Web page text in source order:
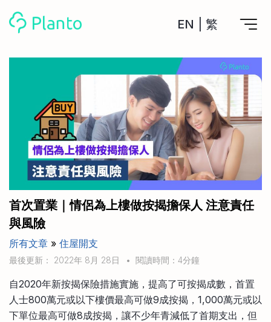
EN 繁
計劃買樓
計劃買樓第一步
全功能記賬
管理及分析所有戶口
管理MPF戶口
一次過管理所有強積金戶口
申請清卡數/私人貸款
CreFIT x Planto推廣優惠
私人貸款
年利率/APR/年息比較
投資戶口 (美股)
比較最抵美股投資戶口
投資戶口 (港股)
比較最抵港股投資戶口
月供股票計劃
比較最抵月供計劃戶口
比較定存利率
信用卡
比較各種最優惠信用卡
關於我們
Academy
Marketplace
其他網站
手機App與理財資訊
首次置業｜情侶為上樓做按揭擔保人 注意責任
與風險
所有文章 » 住屋開支
最後更新： 2022年 8月 28日 • 閱讀時間：4分鐘
自2020年新按揭保險措施實施，提高了可按揭成數，首置
人士800萬元或以下樓價最高可做9成按揭，1,000萬元或以
下單位最高可做8成按揭，讓不少年青減低了首期支出，但